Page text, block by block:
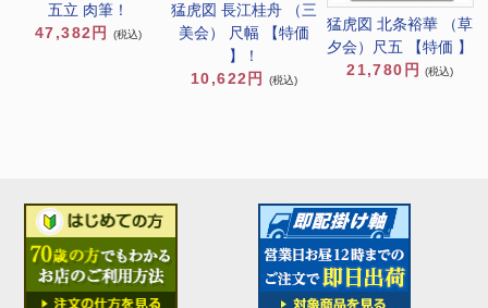
五立 肉筆！
47,382円
(税込)
猛虎図 長江桂舟 （三
美会） 尺幅 【特価
】！
10,622円
(税込)
猛虎図 北条裕華 （草
夕会）尺五 【特価 】
21,780円
(税込)